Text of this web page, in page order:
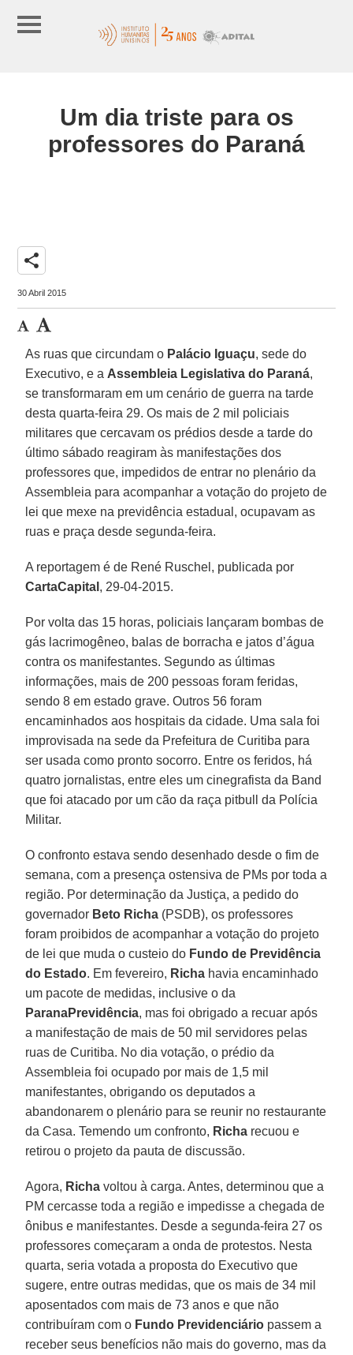
Um dia triste para os
professores do Paraná
share
30 Abril 2015
As ruas que circundam o Palácio Iguaçu, sede do
Executivo, e a Assembleia Legislativa do Paraná,
se transformaram em um cenário de guerra na tarde
desta quarta-feira 29. Os mais de 2 mil policiais
militares que cercavam os prédios desde a tarde do
último sábado reagiram às manifestações dos
professores que, impedidos de entrar no plenário da
Assembleia para acompanhar a votação do projeto de
lei que mexe na previdência estadual, ocupavam as
ruas e praça desde segunda-feira.
A reportagem é de René Ruschel, publicada por
CartaCapital , 29-04-2015.
Por volta das 15 horas, policiais lançaram bombas de
gás lacrimogêneo, balas de borracha e jatos d’água
contra os manifestantes. Segundo as últimas
informações, mais de 200 pessoas foram feridas,
sendo 8 em estado grave. Outros 56 foram
encaminhados aos hospitais da cidade. Uma sala foi
improvisada na sede da Prefeitura de Curitiba para
ser usada como pronto socorro. Entre os feridos, há
quatro jornalistas, entre eles um cinegrafista da Band
que foi atacado por um cão da raça pitbull da Polícia
Militar.
O confronto estava sendo desenhado desde o fim de
semana, com a presença ostensiva de PMs por toda a
região. Por determinação da Justiça, a pedido do
governador Beto Richa (PSDB), os professores
foram proibidos de acompanhar a votação do projeto
de lei que muda o custeio do Fundo de Previdência
do Estado. Em fevereiro, Richa havia encaminhado
um pacote de medidas, inclusive o da
ParanaPrevidência, mas foi obrigado a recuar após
a manifestação de mais de 50 mil servidores pelas
ruas de Curitiba. No dia votação, o prédio da
Assembleia foi ocupado por mais de 1,5 mil
manifestantes, obrigando os deputados a
abandonarem o plenário para se reunir no restaurante
da Casa. Temendo um confronto, Richa recuou e
retirou o projeto da pauta de discussão.
Agora, Richa voltou à carga. Antes, determinou que a
PM cercasse toda a região e impedisse a chegada de
ônibus e manifestantes. Desde a segunda-feira 27 os
professores começaram a onda de protestos. Nesta
quarta, seria votada a proposta do Executivo que
sugere, entre outras medidas, que os mais de 34 mil
aposentados com mais de 73 anos e que não
contribuíram com o Fundo Previdenciário passem a
receber seus benefícios não mais do governo, mas da